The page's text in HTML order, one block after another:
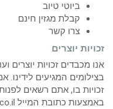
ביוטי טיוב
קבלת מגזין חינם
צרו קשר
זכויות יוצרים
אנו מכבדים זכויות יוצרים
בצילומים המגיעים לידינו.
זכויות בו, אתם רשאים
באמצעות כתובת המייל taler@taler.co.il